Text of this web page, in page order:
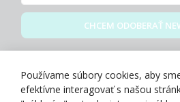
CHCEM ODOBERAŤ
Používame súbory cookies, aby
efektívne interagovať s našou